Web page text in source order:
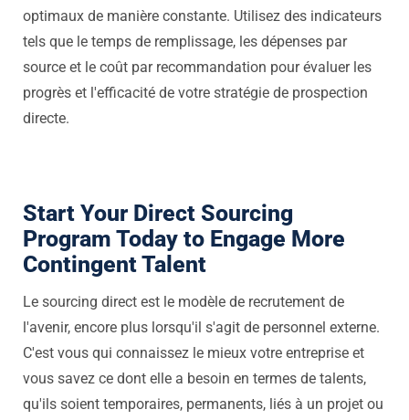
optimaux de manière constante. Utilisez des indicateurs
tels que le temps de remplissage, les dépenses par
source et le coût par recommandation pour évaluer les
progrès et l'efficacité de votre stratégie de prospection
directe.
Start Your Direct Sourcing
Program Today to Engage More
Contingent Talent
Le sourcing direct est le modèle de recrutement de
l'avenir, encore plus lorsqu'il s'agit de personnel externe.
C'est vous qui connaissez le mieux votre entreprise et
vous savez ce dont elle a besoin en termes de talents,
qu'ils soient temporaires, permanents, liés à un projet ou